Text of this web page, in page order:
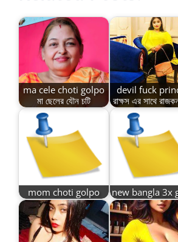
ma cele choti golpo
মা ছেলের যৌন চটি
devil fuck
রাক্ষস এর সাথে
mom choti golpo new bangla 3x